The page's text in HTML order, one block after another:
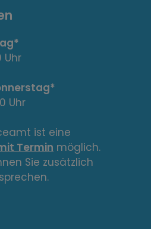
Uhr
Uhr
ist eine
Termin möglich.
Sie zusätzlich